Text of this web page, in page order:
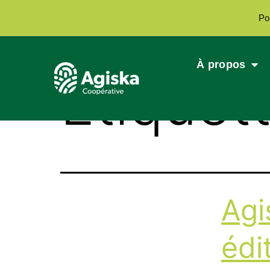
À propos